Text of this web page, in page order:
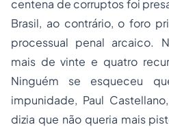
centena de corruptos foi
Brasil, ao contrário, o foro
processual penal arcaico.
mais de vinte e quatro
Ninguém se esqueceu
impunidade, Paul
dizia que não queria mais